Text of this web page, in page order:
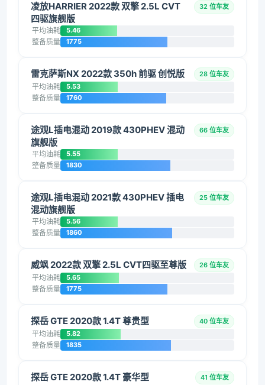
凌放HARRIER 2022款 双擎 2.5L CVT
四驱旗舰版
32 位车友
平均油耗 5.46
整备质量 1775
雷克萨斯NX 2022款 350h 前驱 创悦版 28 位车友
平均油耗 5.53
整备质量 1760
途观L插电混动 2019款 430PHEV 混动
旗舰版
66 位车友
平均油耗 5.55
整备质量 1830
途观L插电混动 2021款 430PHEV 插电
混动旗舰版
25 位车友
平均油耗 5.56
整备质量 1860
威飒 2022款 双擎 2.5L CVT四驱至尊版 26 位车友
平均油耗 5.65
整备质量 1775
探岳 GTE 2020款 1.4T 尊贵型 40 位车友
平均油耗 5.82
整备质量 1835
探岳 GTE 2020款 1.4T 豪华型 41 位车友